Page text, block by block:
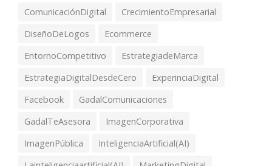
ComunicaciónDigital
CrecimientoEmpresarial
DiseñoDeLogos
Ecommerce
EntornoCompetitivo
EstrategiadeMarca
EstrategiaDigitalDesdeCero
ExperinciaDigital
Facebook
GadalComunicaciones
GadalTeAsesora
ImagenCorporativa
ImagenPública
InteligenciaArtificial(AI)